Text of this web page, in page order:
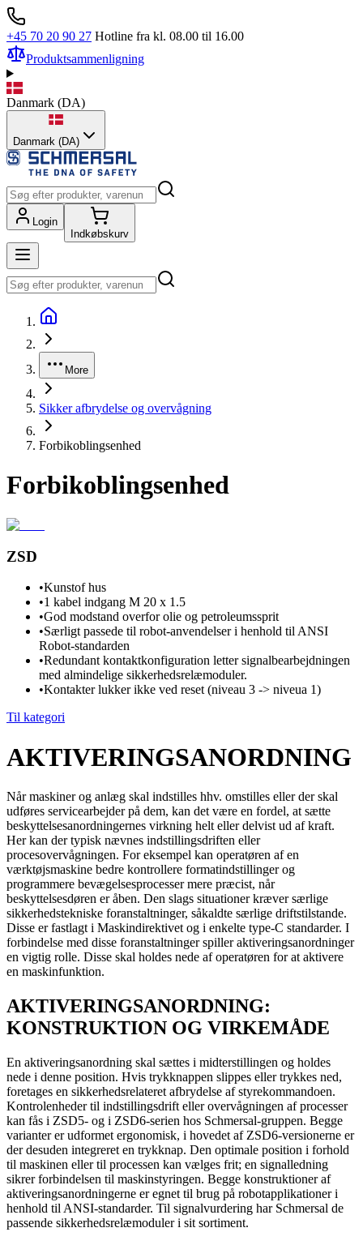
+45 70 20 90 27 Hotline fra kl. 08.00 til 16.00
Produktsammenligning
Danmark (DA)
Danmark (DA)
Login
Indkøbskurv
More
Sikker afbrydelse og overvågning
Forbikoblingsenhed
Forbikoblingsenhed
ZSD
•Kunstof hus
•1 kabel indgang M 20 x 1.5
•God modstand overfor olie og petroleumssprit
•Særligt passede til robot-anvendelser i henhold til ANSI
Robot-standarden
•Redundant kontaktkonfiguration letter signalbearbejdningen
med almindelige sikkerhedsrelæmoduler.
•Kontakter lukker ikke ved reset (niveau 3 -> niveua 1)
Til kategori
AKTIVERINGSANORDNING
Når maskiner og anlæg skal indstilles hhv. omstilles eller der skal
udføres servicearbejder på dem, kan det være en fordel, at sætte
beskyttelsesanordningernes virkning helt eller delvist ud af kraft.
Her kan der typisk nævnes indstillingsdriften eller
procesovervågningen. For eksempel kan operatøren af en
værktøjsmaskine bedre kontrollere formatindstillinger og
programmere bevægelsesprocesser mere præcist, når
beskyttelsesdøren er åben. Den slags situationer kræver særlige
sikkerhedstekniske foranstaltninger, såkaldte særlige driftstilstande.
Disse er fastlagt i Maskindirektivet og i enkelte type-C standarder. I
forbindelse med disse foranstaltninger spiller aktiveringsanordninger
en vigtig rolle. Disse skal holdes nede af operatøren for at aktivere
en maskinfunktion.
AKTIVERINGSANORDNING:
KONSTRUKTION OG VIRKEMÅDE
En aktiveringsanordning skal sættes i midterstillingen og holdes
nede i denne position. Hvis trykknappen slippes eller trykkes ned,
foretages en sikkerhedsrelateret afbrydelse af styrekommandoen.
Kontrolenheder til indstillingsdrift eller overvågningen af processer
kan fås i ZSD5- og i ZSD6-serien hos Schmersal-gruppen. Begge
varianter er udformet ergonomisk, i hovedet af ZSD6-versionerne er
der desuden integreret en trykknap. Den optimale position i forhold
til maskinen eller til processen kan vælges frit; en signalledning
sikrer forbindelsen til maskinstyringen. Begge konstruktioner af
aktiveringsanordningerne er egnet til brug på robotapplikationer i
henhold til ANSI-standarder. Til signalvurdering har Schmersal de
passende sikkerhedsrelæmoduler i sit sortiment.